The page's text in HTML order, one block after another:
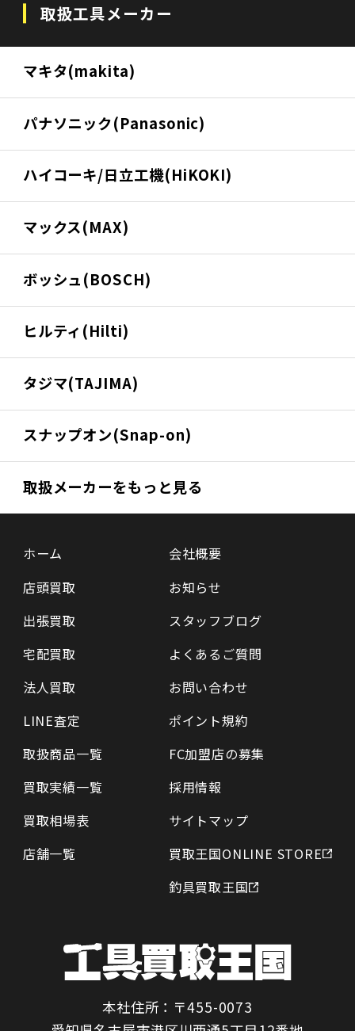
取扱工具メーカー
マキタ(makita)
パナソニック(Panasonic)
ハイコーキ/日立工機(HiKOKI)
マックス(MAX)
ボッシュ(BOSCH)
ヒルティ(Hilti)
タジマ(TAJIMA)
スナップオン(Snap-on)
取扱メーカーをもっと見る
ホーム
店頭買取
出張買取
宅配買取
法人買取
LINE査定
取扱商品一覧
買取実績一覧
買取相場表
店舗一覧
会社概要
お知らせ
スタッフブログ
よくあるご質問
お問い合わせ
ポイント規約
FC加盟店の募集
採用情報
サイトマップ
買取王国ONLINE STORE
釣具買取王国
本社住所：〒455-0073